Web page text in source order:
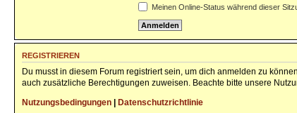
Meinen Online-Status während dieser
REGISTRIEREN
Du musst in diesem Forum registriert sein, um dich anmelden zu
auch zusätzliche Berechtigungen zuweisen. Beachte bitte unsere
Nutzungsbedingungen
Datenschutzrichtlinie